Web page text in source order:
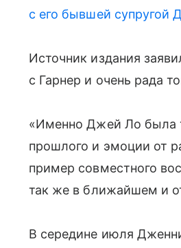
с его бывшей супругой
Источник издания
с Гарнер и очень рада
«Именно Джей Ло была
прошлого и эмоции от
пример совместного
так же в ближайшем и
В середине июля